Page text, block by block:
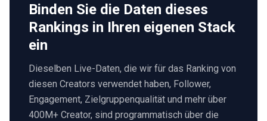
Binden Sie die Daten dieses
Rankings in Ihren eigenen Stack
ein
Dieselben Live-Daten, die wir für das Ranking von
diesen Creators verwendet haben, Follower,
Engagement, Zielgruppenqualität und mehr über
400M+ Creator, sind programmatisch über die